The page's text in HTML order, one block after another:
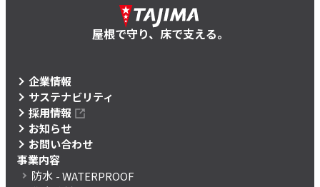
屋根で守り、床で支える。
企業情報
サステナビリティ
採用情報
お知らせ
お問い合わせ
事業内容
防水 - WATERPROOF